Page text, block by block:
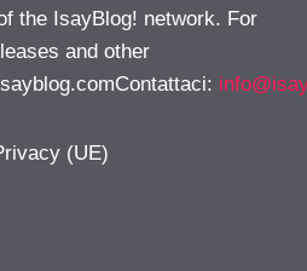
the IsayBlog! network. For
and other
:
(UE)